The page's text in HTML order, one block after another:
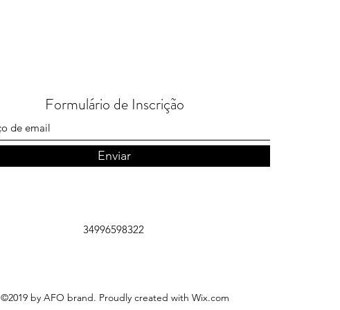
Formulário de Inscrição
Enviar
34996598322
©2019 by AFO brand. Proudly created with Wix.com